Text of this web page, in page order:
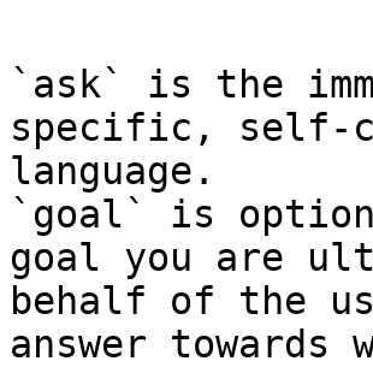
`ask` is the
specific, self-
language.
`goal` is
goal you are
behalf of the
answer